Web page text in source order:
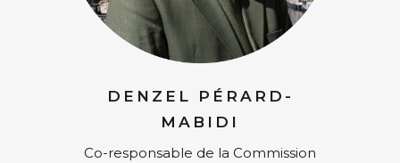
DENZEL PÉRARD-
MABIDI
Co-responsable de la Commission